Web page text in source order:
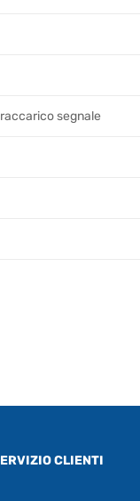
segnale
CLIENTI